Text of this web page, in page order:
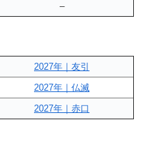
–
2027年｜友引
2027年｜仏滅
2027年｜赤口